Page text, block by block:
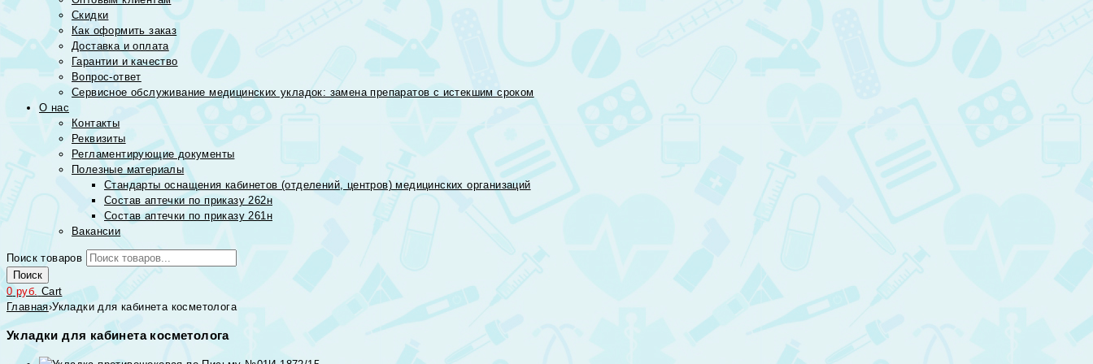
Скидки
Как оформить заказ
Доставка и оплата
Гарантии и качество
Вопрос-ответ
Сервисное обслуживание медицинских укладок: замена препаратов с истекшим сроком
О нас
Контакты
Реквизиты
Регламентирующие документы
Полезные материалы
Стандарты оснащения кабинетов (отделений, центров) медицинских организаций
Состав аптечки по приказу 262н
Состав аптечки по приказу 261н
Вакансии
Поиск товаров
Поиск
0 руб. Cart
Главная›Укладки для кабинета косметолога
Укладки для кабинета косметолога